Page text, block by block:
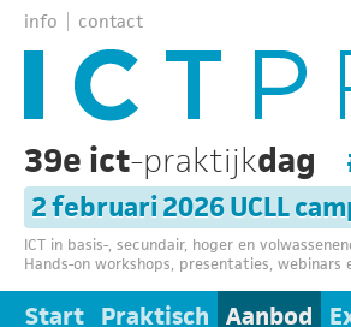
info contact
39e ict-praktijkdag
2 februari 2026 UCLL
ICT in basis-, secundair, hoger en
Hands-on workshops, presentaties, webinars
Start Praktisch Aanbod